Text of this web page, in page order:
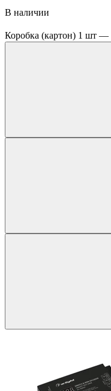
В наличии
Коробка (картон) 1 шт —